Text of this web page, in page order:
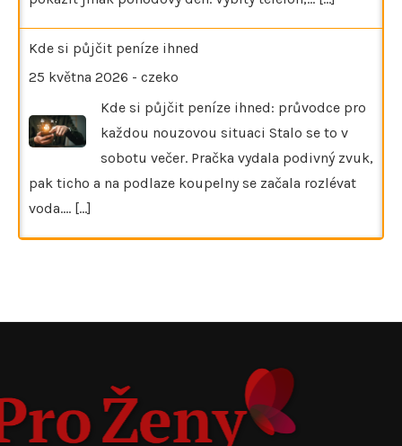
Kde si půjčit peníze ihned
25 května 2026 - czeko
Kde si půjčit peníze ihned: průvodce pro
každou nouzovou situaci Stalo se to v
sobotu večer. Pračka vydala podivný zvuk,
pak ticho a na podlaze koupelny se začala rozlévat
voda.… [...]